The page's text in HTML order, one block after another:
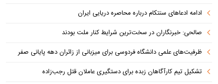
ادامه ادعاهای سنتکام درباره محاصره دریایی ایران
صالحی: خبرنگاران در سخت‌ترین شرایط کنار ملت بودند
ظرفیت‌های علمی دانشگاه فردوسی برای میزبانی از زائران دهه پایانی صفر
تشکیل تیم کارآگاهان زبده برای دستگیری عاملان قتل رجب‌زاده